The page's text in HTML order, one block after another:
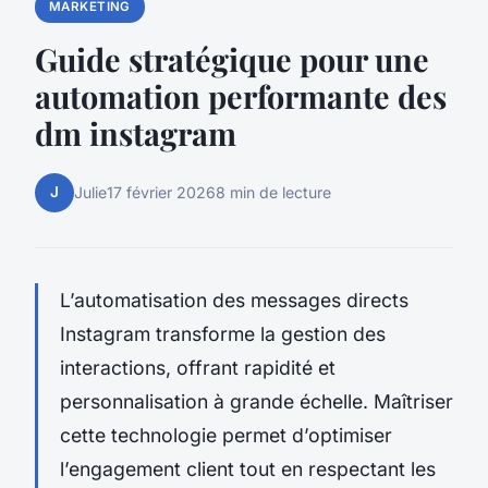
MARKETING
Guide stratégique pour une
automation performante des
dm instagram
J Julie17 février 20268 min de lecture
L’automatisation des messages directs
Instagram transforme la gestion des
interactions, offrant rapidité et
personnalisation à grande échelle. Maîtriser
cette technologie permet d’optimiser
l’engagement client tout en respectant les